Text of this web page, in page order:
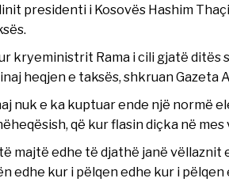
presidenti i Kosovës Hashim
kryeministrit Rama i cili gjatë ditës
heqjen e taksës, shkruan Gazeta
nuk e ka kuptuar ende një normë
që kur flasin diçka në
majtë edhe të djathë janë vëllaznit
edhe kur i pëlqen edhe kur i